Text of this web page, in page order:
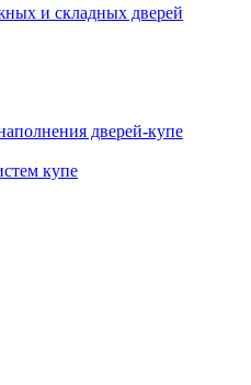
и складных дверей
дверей-купе
купе